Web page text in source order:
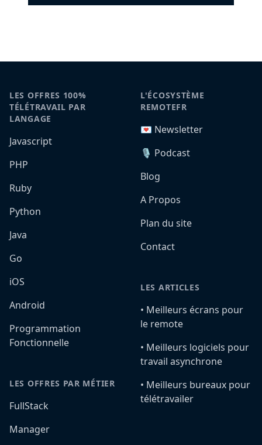
LES OFFRES 100%
TÉLÉTRAVAIL PAR
LANGAGE
Javascript
PHP
Ruby
Python
Java
Go
iOS
Android
Programmation
Fonctionnelle
LES OFFRES PAR MÉTIER
FullStack
Manager
L'ÉCOSYSTÈME
REMOTEFR
💌 Newsletter
🎙️ Podcast
Blog
A Propos
Plan du site
Contact
LES ARTICLES
•️ Meilleurs écrans pour
le remote
•️ Meilleurs logiciels pour
travail asynchrone
•️ Meilleurs bureaux pour
télétravailer